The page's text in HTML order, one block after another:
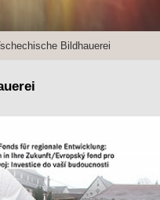
Bildhauerei